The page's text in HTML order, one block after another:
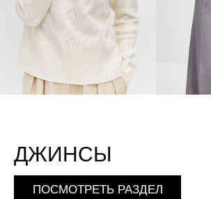
ДЖИНСЫ
ПОСМОТРЕТЬ РАЗДЕЛ